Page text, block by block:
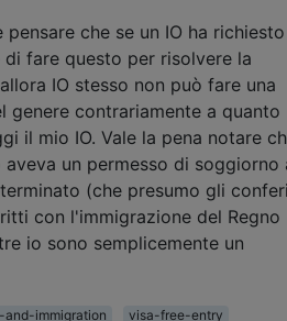
pensare che se un IO ha
fare questo per risolvere la
IO stesso non può fare una
genere contrariamente a quanto
il mio IO. Vale la pena notare
un permesso di soggiorno
(che presumo gli
con l'immigrazione del Regno
io sono semplicemente un
and-immigration
visa-free-entry